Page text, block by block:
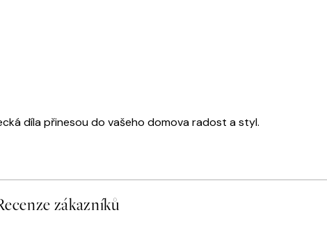
díla přinesou do vašeho domova radost a styl.
zákazníků